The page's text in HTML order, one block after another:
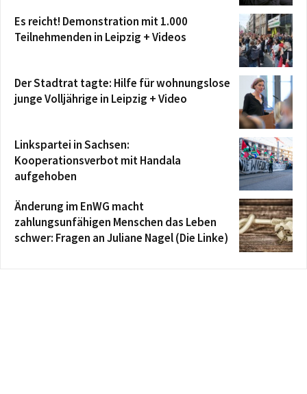
Es reicht! Demonstration mit 1.000
Teilnehmenden in Leipzig + Videos
Der Stadtrat tagte: Hilfe für wohnungslose
junge Volljährige in Leipzig + Video
Linkspartei in Sachsen:
Kooperationsverbot mit Handala
aufgehoben
Änderung im EnWG macht
zahlungsunfähigen Menschen das Leben
schwer: Fragen an Juliane Nagel (Die Linke)